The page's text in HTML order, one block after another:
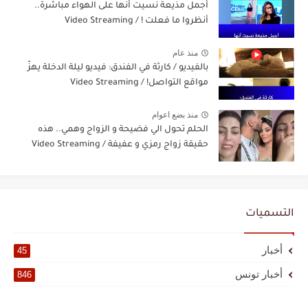
أجمل مذيعة نسيت أنها على الهواء مباشرة..
أنظروا ما فعلت ! / Video Streaming
منذ عام
بالفيديو / كارثة في الفندق: فيديو ليلة الدخلة يهزّ
مواقع التواصل! / Video Streaming
منذ بضع اعوام
الحلم تحول الي فضيحة و الزواج وهمي.. هذه
حقيقة زواج رمزي و عفيفة / Video Streaming
التسميات
أخبار 45
أخبار تونس 846